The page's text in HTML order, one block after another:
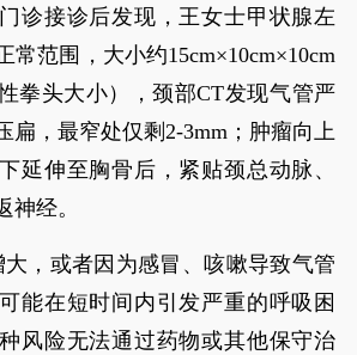
诊接诊后发现，王女士甲状腺左
常范围，大小约15cm×10cm×10cm
拳头大小），颈部CT发现气管严
扁，最窄处仅剩2-3mm；肿瘤向上
延伸至胸骨后，紧贴颈总动脉、
神经。
，或者因为感冒、咳嗽导致气管
能在短时间内引发严重的呼吸困
风险无法通过药物或其他保守治